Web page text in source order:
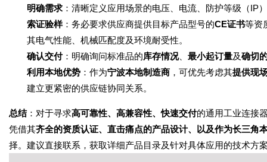
明确需求 ：清晰定义应用场景的电压、电流、防护等级（IP
索证验样：务必要求供应商提供目标产品型号的CE证书等资
其电气性能、机械匹配度及环境耐受性。
确认交付：明确询问标准品的库存情况、 最小起订量及确切
利用本地优势 ：作为宁波本地制造商 ，可优先考虑其提供现
建立更紧密的供应链协同关系。
总结：对于寻求高可靠性、高兼容性、快速交付的通用工业连接
凭借其齐全的资质认证、直击痛点的产品设计、以及作为长三角
择。建议直接联系，获取详细产品目录及针对具体应用的技术方